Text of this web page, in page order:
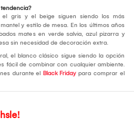
gris y el beige siguen siendo los más
y estilo de mesa. En los últimos años
mates en verde salvia, azul pizarra y
sin necesidad de decoración extra.
el blanco clásico sigue siendo la opción
fácil de combinar con cualquier ambiente.
durante el Black Fridaypara comprar el